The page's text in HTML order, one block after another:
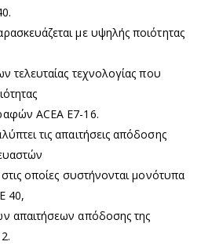
με υψηλής ποιότητας
τελευταίας τεχνολογίας που
ACEA E7-16.
τις απαιτήσεις απόδοσης
οποίες συστήνονται μονότυπα
40,
απαιτήσεων απόδοσης της